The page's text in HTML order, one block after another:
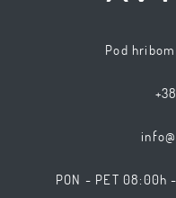
Pod
PON - PET 08:00h